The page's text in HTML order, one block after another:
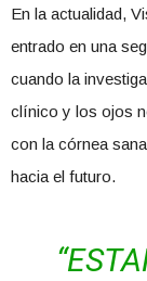
En la actualidad,
entrado en una
cuando la
clínico y los ojos
con la córnea
hacia el futuro.